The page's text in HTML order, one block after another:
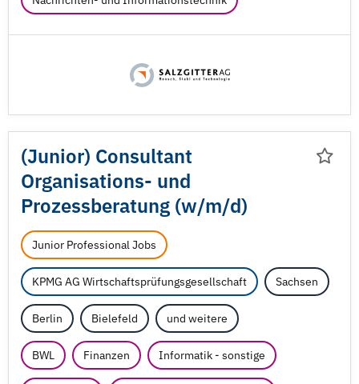
(Junior) Consultant
Organisations- und
Prozessberatung (w/m/d)
Junior Professional Jobs
KPMG AG Wirtschaftsprüfungsgesellschaft Sachsen
Berlin Bielefeld und weitere
BWL Finanzen Informatik - sonstige